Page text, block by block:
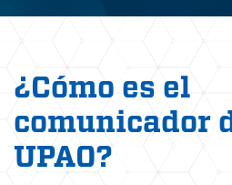
¿Cómo es el
comunicador
UPAO?